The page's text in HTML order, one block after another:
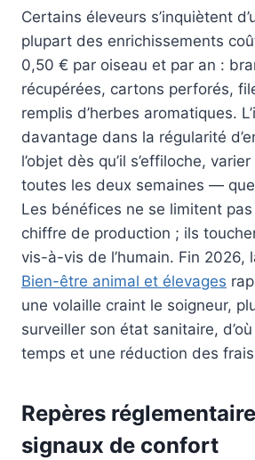
Certains éleveurs s’inquiètent
plupart des enrichissements
0,50 € par oiseau et par an :
récupérées, cartons perforés,
remplis d’herbes aromatiques.
davantage dans la régularité
l’objet dès qu’il s’effiloche,
toutes les deux semaines —
Les bénéfices ne se limitent
chiffre de production ; ils
vis-à-vis de l’humain. Fin 2026,
Bien-être animal et élevages
une volaille craint le soigneur,
surveiller son état sanitaire,
temps et une réduction des
Repères
signaux de confort